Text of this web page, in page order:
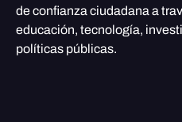
de confianza ciudadana a
educación, tecnología,
políticas públicas.